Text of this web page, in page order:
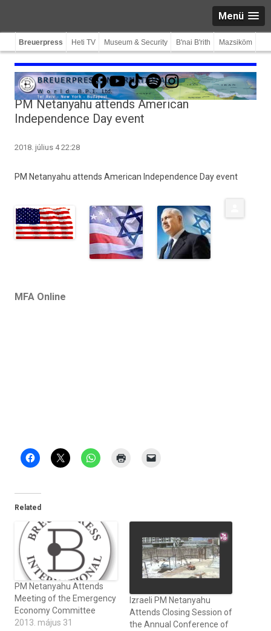
Menü
Breuerpress Heti TV Museum & Security B'nai B'rith Mazsiköm
Facebook
YouTube
TikTokSpotifyInstagram
PM Netanyahu attends American
Independence Day event
2018. július 4 22:28
PM Netanyahu at­tends American In­depend­ence Day event
MFA Online
Related
PM Netanyahu Attends
Meeting of the Emergency
Economy Committee
2013. május 31
Izraeli PM Netanyahu
Attends Closing Session of
the Annual Conference of